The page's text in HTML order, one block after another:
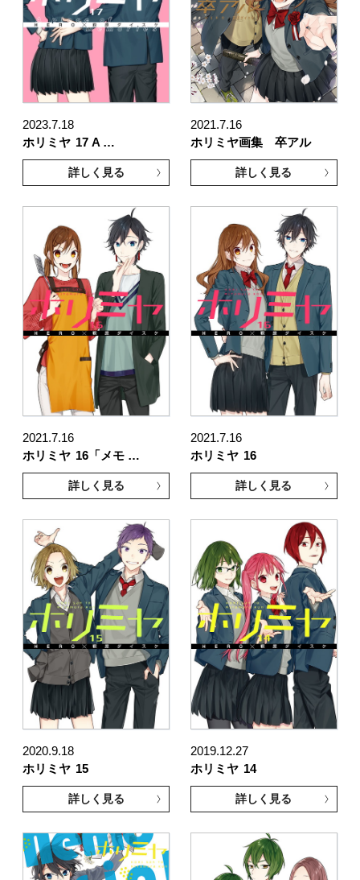
2023.7.18
ホリミヤ 17 A …
詳しく見る
2021.7.16
ホリミヤ画集 卒アル
詳しく見る
2021.7.16
ホリミヤ 16「メモ …
詳しく見る
2021.7.16
ホリミヤ 16
詳しく見る
2020.9.18
ホリミヤ 15
詳しく見る
2019.12.27
ホリミヤ 14
詳しく見る